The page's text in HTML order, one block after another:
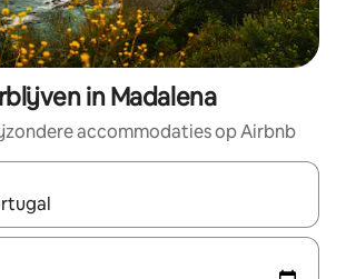
in Madalena
accommodaties op Airbnb
beschikbaar zijn, maak je een keuze